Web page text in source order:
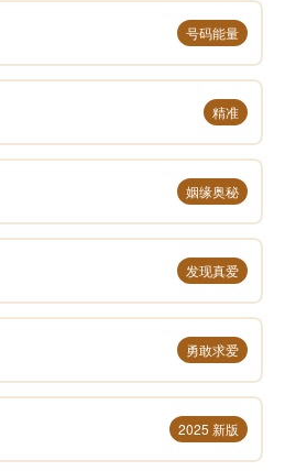
号码能量
精准
姻缘奥秘
发现真爱
勇敢求爱
2025 新版